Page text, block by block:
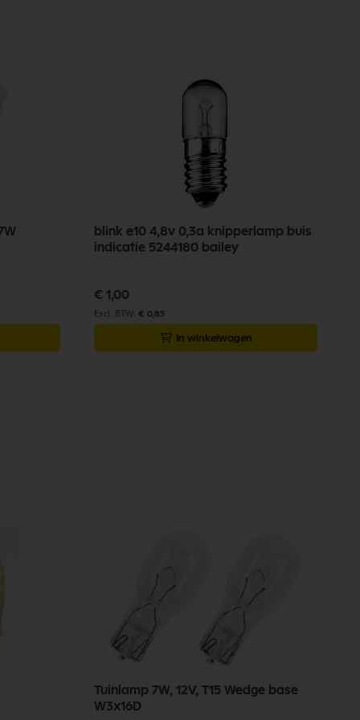
blink e10 4,8v 0,3a knipperlamp buis
indicatie 5244180 bailey
€ 1,00
€ 0,83
In winkelwagen
Tuinlamp 7W, 12V, T15 Wedge base
W3x16D